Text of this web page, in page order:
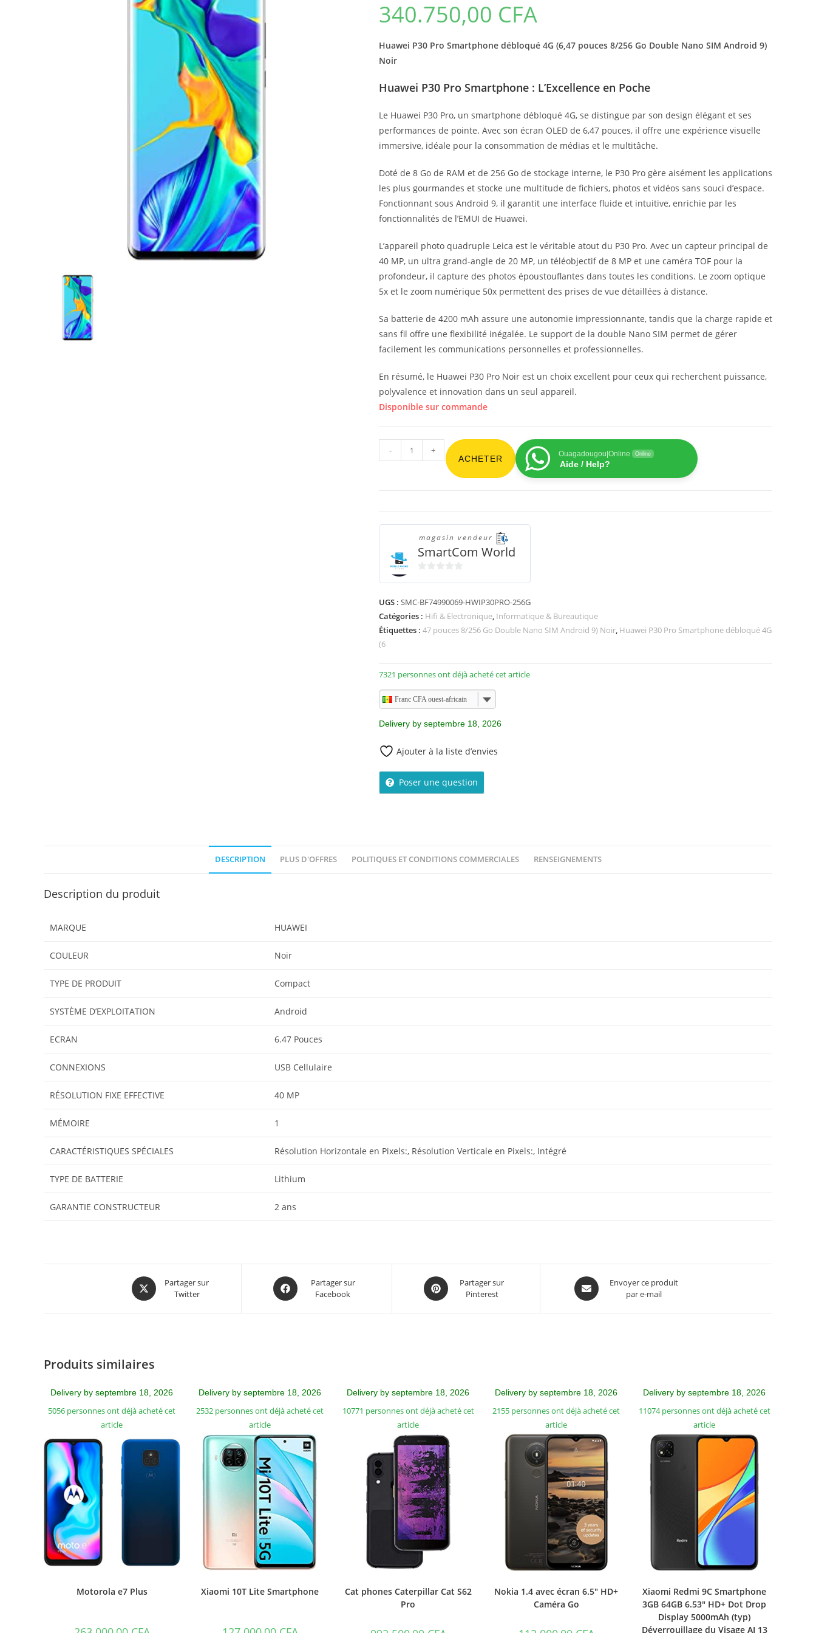
340.750,00 CFA
Huawei P30 Pro Smartphone débloqué 4G (6,47 pouces 8/256 Go Double Nano SIM Android 9)
Noir
Huawei P30 Pro Smartphone : L’Excellence en Poche
Le Huawei P30 Pro, un smartphone débloqué 4G, se distingue par son design élégant et ses
performances de pointe. Avec son écran OLED de 6,47 pouces, il offre une expérience visuelle
immersive, idéale pour la consommation de médias et le multitâche.
Doté de 8 Go de RAM et de 256 Go de stockage interne, le P30 Pro gère aisément les applications
les plus gourmandes et stocke une multitude de fichiers, photos et vidéos sans souci d’espace.
Fonctionnant sous Android 9, il garantit une interface fluide et intuitive, enrichie par les
fonctionnalités de l’EMUI de Huawei.
L’appareil photo quadruple Leica est le véritable atout du P30 Pro. Avec un capteur principal de
40 MP, un ultra grand-angle de 20 MP, un téléobjectif de 8 MP et une caméra TOF pour la
profondeur, il capture des photos époustouflantes dans toutes les conditions. Le zoom optique
5x et le zoom numérique 50x permettent des prises de vue détaillées à distance.
Sa batterie de 4200 mAh assure une autonomie impressionnante, tandis que la charge rapide et
sans fil offre une flexibilité inégalée. Le support de la double Nano SIM permet de gérer
facilement les communications personnelles et professionnelles.
En résumé, le Huawei P30 Pro Noir est un choix excellent pour ceux qui recherchent puissance,
polyvalence et innovation dans un seul appareil.
Disponible sur commande
- +
ACHETER Ouagadougou|Online Online
Aide / Help?
magasin vendeur
SmartCom World
u
r
5
UGS : SMC-BF74990069-HWIP30PRO-256G
Catégories : Hifi & Electronique, Informatique & Bureautique
Étiquettes : 47 pouces 8/256 Go Double Nano SIM Android 9) Noir, Huawei P30 Pro Smartphone débloqué 4G
(6
7321 personnes ont déjà acheté cet article
Franc CFA ouest-africain
Delivery by septembre 18, 2026
Ajouter à la liste d’envies
Poser une question
DESCRIPTION PLUS D'OFFRES POLITIQUES ET CONDITIONS COMMERCIALES RENSEIGNEMENTS
Description du produit
MARQUE ‎HUAWEI
COULEUR ‎Noir
TYPE DE PRODUIT ‎Compact
SYSTÈME D’EXPLOITATION ‎Android
ECRAN ‎6.47 Pouces
CONNEXIONS ‎USB Cellulaire
RÉSOLUTION FIXE EFFECTIVE ‎40 MP
MÉMOIRE ‎1
CARACTÉRISTIQUES SPÉCIALES ‎Résolution Horizontale en Pixels:, Résolution Verticale en Pixels:, Intégré
TYPE DE BATTERIE ‎Lithium
GARANTIE CONSTRUCTEUR ‎2 ans
Partager sur
Twitter
Partager sur
Facebook
Partager sur
Pinterest
Envoyer ce produit
par e-mail
Produits similaires
Delivery by septembre 18, 2026
5056 personnes ont déjà acheté cet
article
Motorola e7 Plus
Delivery by septembre 18, 2026
2532 personnes ont déjà acheté cet
article
Xiaomi 10T Lite Smartphone
Delivery by septembre 18, 2026
10771 personnes ont déjà acheté cet
article
Cat phones Caterpillar Cat S62
Pro
Delivery by septembre 18, 2026
2155 personnes ont déjà acheté cet
article
Nokia 1.4 avec écran 6.5″ HD+
Caméra Go
Delivery by septembre 18, 2026
11074 personnes ont déjà acheté cet
article
Xiaomi Redmi 9C Smartphone
3GB 64GB 6.53″ HD+ Dot Drop
Display 5000mAh (typ)
Déverrouillage du Visage AI 13